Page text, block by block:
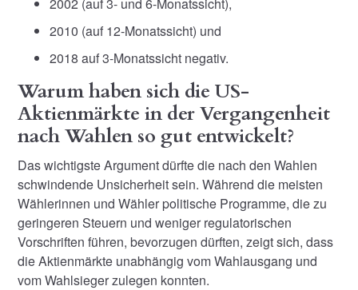
2002 (auf 3- und 6-Monatssicht),
2010 (auf 12-Monatssicht) und
2018 auf 3-Monatssicht negativ.
Warum haben sich die US-
Aktienmärkte in der Vergangenheit
nach Wahlen so gut entwickelt?
Das wichtigste Argument dürfte die nach den Wahlen
schwindende Unsicherheit sein. Während die meisten
Wählerinnen und Wähler politische Programme, die zu
geringeren Steuern und weniger regulatorischen
Vorschriften führen, bevorzugen dürften, zeigt sich, dass
die Aktienmärkte unabhängig vom Wahlausgang und
vom Wahlsieger zulegen konnten.